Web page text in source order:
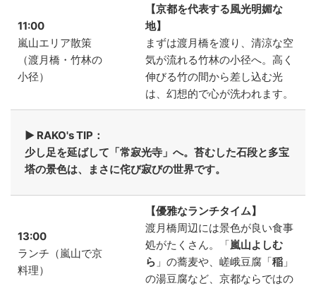
11:00
嵐山エリア散策
（渡月橋・竹林の
小径）
【京都を代表する風光明媚な
地】
まずは渡月橋を渡り、清涼な空
気が流れる竹林の小径へ。高く
伸びる竹の間から差し込む光
は、幻想的で心が洗われます。
▶ RAKO's TIP：
少し足を延ばして「常寂光寺」へ。苔むした石段と多宝
塔の景色は、まさに侘び寂びの世界です。
13:00
ランチ（嵐山で京
料理）
【優雅なランチタイム】
渡月橋周辺には景色が良い食事
処がたくさん。「嵐山よしむ
ら 」の蕎麦や、嵯峨豆腐「稲」
の湯豆腐など、京都ならではの